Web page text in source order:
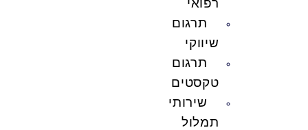
רפואי
תרגום
שיווקי
תרגום
טקסטים
שירותי
תמלול